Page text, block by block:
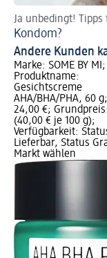
Ja unbedingt! Tipps
Kondom?
Andere Kunden
Marke: SOME BY MI;
Produktname:
Gesichtscreme
AHA/BHA/PHA, 60
24,00 €;
(40,00 € je 100 g);
Verfügbarkeit:
Lieferbar, Status
Markt wählen